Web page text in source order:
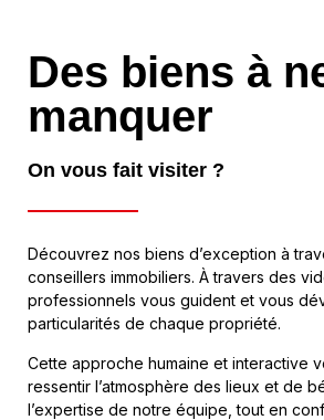
Des biens à
manquer
On vous fait visiter ?
Découvrez nos biens d’exception à
conseillers immobiliers. À travers des
professionnels vous guident et vous
particularités de chaque propriété.
Cette approche humaine et interactive
ressentir l’atmosphère des lieux et de
l’expertise de notre équipe, tout en